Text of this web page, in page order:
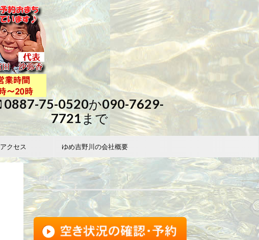
0887-75-0520か090-7629-
7721まで
アクセス ゆめ吉野川の会社概要
FB